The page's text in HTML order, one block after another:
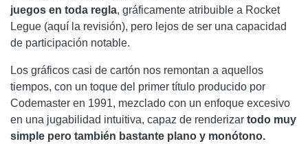
juegos en toda regla, gráficamente atribuible a Rocket
Legue (aquí la revisión), pero lejos de ser una capacidad
de participación notable.
Los gráficos casi de cartón nos remontan a aquellos
tiempos, con un toque del primer título producido por
Codemaster en 1991, mezclado con un enfoque excesivo
en una jugabilidad intuitiva, capaz de renderizar todo muy
simple pero también bastante plano y monótono.